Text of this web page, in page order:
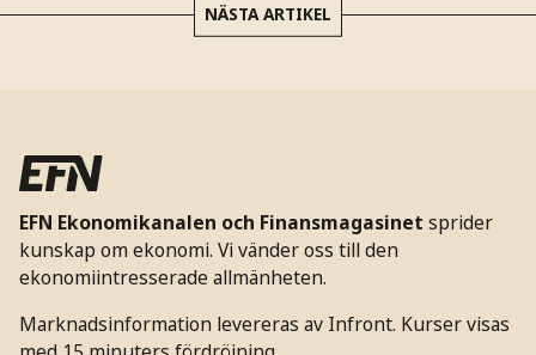
NÄSTA ARTIKEL
EFN Ekonomikanalen och Finansmagasinet sprider
kunskap om ekonomi. Vi vänder oss till den
ekonomiintresserade allmänheten.
Marknadsinformation levereras av Infront. Kurser visas